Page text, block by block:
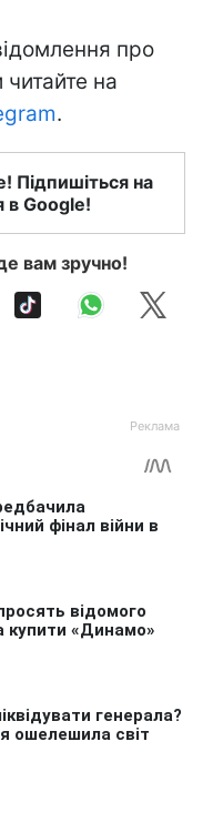
про
читайте на
.
Підпишіться на
в Google!
вам зручно!